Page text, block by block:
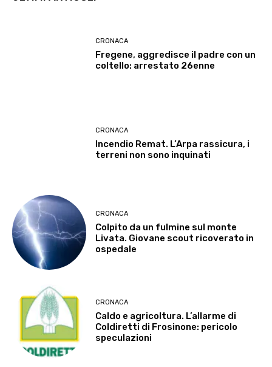
CRONACA
Fregene, aggredisce il padre con un
coltello: arrestato 26enne
CRONACA
Incendio Remat. L’Arpa rassicura, i
terreni non sono inquinati
CRONACA
Colpito da un fulmine sul monte
Livata. Giovane scout ricoverato in
ospedale
CRONACA
Caldo e agricoltura. L’allarme di
Coldiretti di Frosinone: pericolo
speculazioni